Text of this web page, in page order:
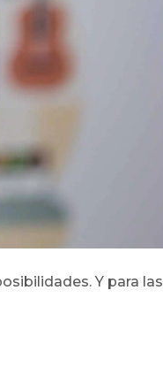
Y para las